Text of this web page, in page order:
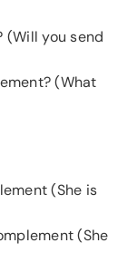
(Will you send
(What
(She is
(She